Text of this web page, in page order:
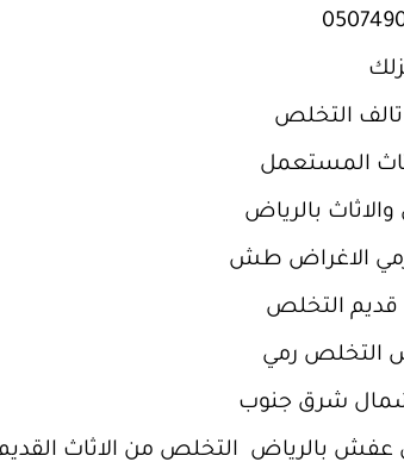
التخلص
المستعمل
بالرياض
الاغراض طش
قديم التخلص
التخلص رمي
شمال شرق جنوب
بالرياض التخلص من الاثاث القديم